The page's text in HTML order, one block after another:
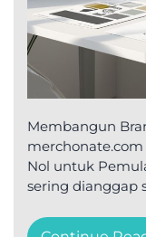
Membangun
Nol untuk
sering dianggap